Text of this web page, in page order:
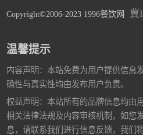
Copyright©2006-2023 1996餐饮网 冀
温馨提示
内容声明：本站免费为用户提供信息
确性与真实性均由发布用户负责。
权益声明：本站所有的品牌信息均由
相关法律法规及内容审核机制，如您
息，请联系我们进行信息反馈，我们